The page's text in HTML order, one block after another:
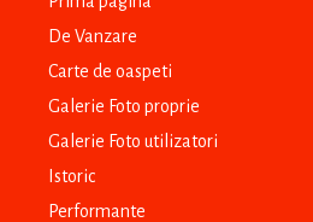
De Vanzare
Carte de oaspeti
Galerie Foto proprie
Galerie Foto utilizatori
Istoric
Performante